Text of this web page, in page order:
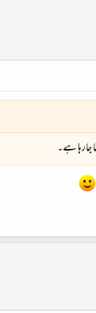
جارہا ہے۔